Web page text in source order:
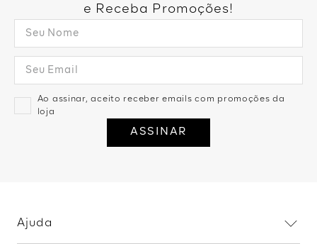
Preto
119,99 1 R$